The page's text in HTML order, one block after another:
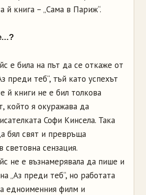
й книга – „Сама в Париж“.
е била на път да се откаже от
преди теб“, тъй като успехът
й книги не е бил толкова
който я окуражава да
Софи Кинсела. Така
бял свят и превръща
световна сензация.
не е възнамерявала да пише и
„Аз преди теб“, но работата
едноименния филм и